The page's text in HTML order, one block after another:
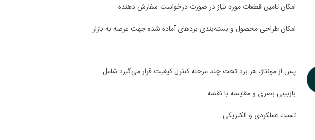
امکان تامین قطعات مورد نیاز در صورت درخواست سفارش دهنده
امکان طراحی محصول و بسته‌بندی بردهای آماده شده جهت عرضه به بازار
پس از مونتاژ، هر برد تحت چند مرحله کنترل کیفیت قرار می‌گیرد شامل:
بازبینی بصری و مقایسه با نقشه
تست عملکردی و الکتریکی